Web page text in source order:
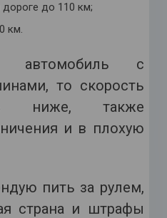
до 110 км;
км.
с
то скорость
ниже, также
и в плохую
пить за рулем,
страна и штрафы